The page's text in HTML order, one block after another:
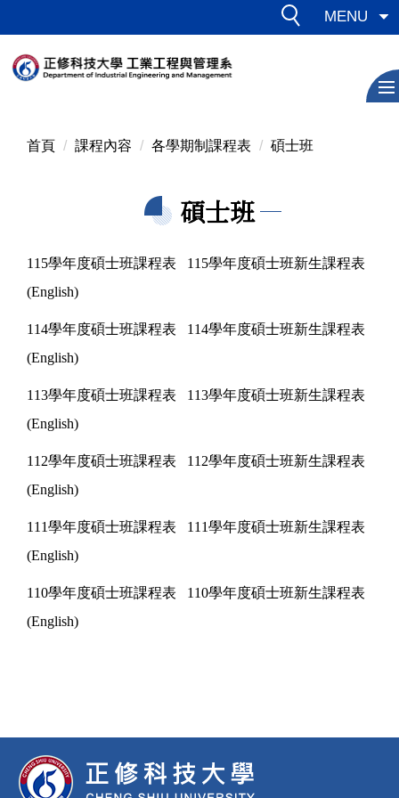
到
主
要
MENU
首頁 課程內容 各學期制課程表 碩士班
碩士班
115學年度碩士班課程表
115學年度碩士班新生課程表
(English)
114學年度碩士班課程表
114學年度碩士班新生課程表
(English)
113學年度碩士班課程表
113學年度碩士班新生課程表
(English)
112學年度碩士班課程表
112學年度碩士班新生課程表
(English)
111學年度碩士班課程表
111學年度碩士班新生課程表
(English)
110學年度碩士班課程表
110學年度碩士班新生課程表
(English)